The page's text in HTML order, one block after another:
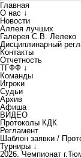
Главная
О нас ↓
Новости
Аллея лучших
Галерея С.В. Лелеко
Дисциплинарный
Контакты
Отчетность
ТГФФ ↓
Команды
Игроки
Судьи
Архив
Афиша
ВИДЕО
Протоколы КДК
Регламент
Шаблон заявки /
Турниры ↓
2026. Чемпионат